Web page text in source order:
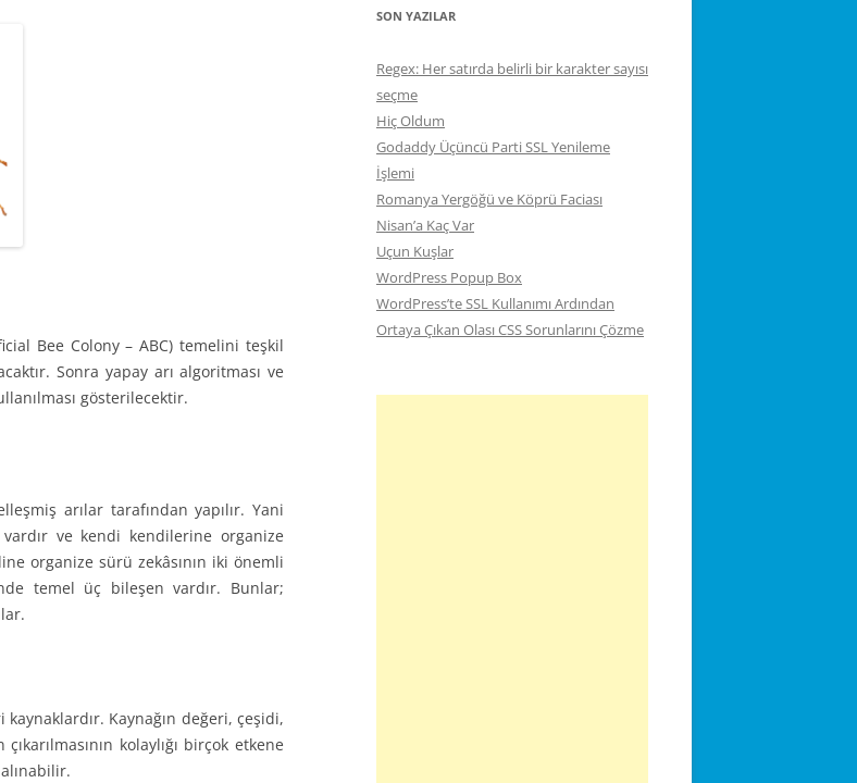
Bee Colony – ABC) temelini teşkil
Sonra yapay arı algoritması ve
gösterilecektir.
arılar tarafından yapılır. Yani
ve kendi kendilerine organize
organize sürü zekâsının iki önemli
temel üç bileşen vardır. Bunlar;
Kaynağın değeri, çeşidi,
kolaylığı birçok etkene
SON YAZILAR
Regex: Her satırda belirli bir karakter sayısı
seçme
Hiç Oldum
Godaddy Üçüncü Parti SSL Yenileme
İşlemi
Romanya Yergöğü ve Köprü Faciası
Nisan’a Kaç Var
Uçun Kuşlar
WordPress Popup Box
WordPress’te SSL Kullanımı Ardından
Ortaya Çıkan Olası CSS Sorunlarını Çözme